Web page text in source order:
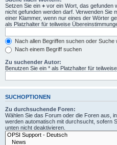
Setzen Sie ein + vor ein Wort, das gefunden
nicht gefunden werden darf. Verwenden Sie
einer Klammer, wenn nur eines der Wörter
als Platzhalter für teilweise
Nach allen Begriffen suchen oder Suche
Nach einem Begriff suchen
Zu suchender Autor:
Benutzen Sie ein * als Platzhalter für
SUCHOPTIONEN
Zu durchsuchende Foren:
Wählen Sie das Forum oder die Foren aus,
werden automatisch mit durchsucht, sofern
unten nicht deaktivieren.